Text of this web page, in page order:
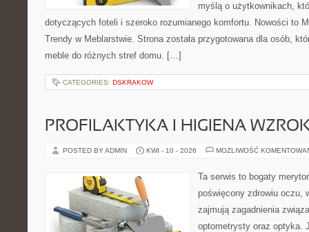
myślą o użytkownikach,
dotyczących foteli i szeroko rozumianego komfortu. Nowości to
Trendy w Meblarstwie. Strona została przygotowana dla osób,
meble do różnych stref domu. […]
CATEGORIES: DSKRAKOW
PROFILAKTYKA I HIGIENA
POSTED BY ADMIN KWI - 10 - 2026 MOŻLIWOŚĆ
Ta serwis to bogaty
poświęcony zdrowiu oczu,
zajmują zagadnienia
optometrysty oraz optyka.